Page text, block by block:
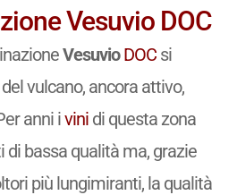
Vesuvio DOC
VesuvioDOCsi
vulcano, ancora attivo,
anni ivinidi questa zona
di bassa qualità ma, grazie
più lungimiranti, la qualità